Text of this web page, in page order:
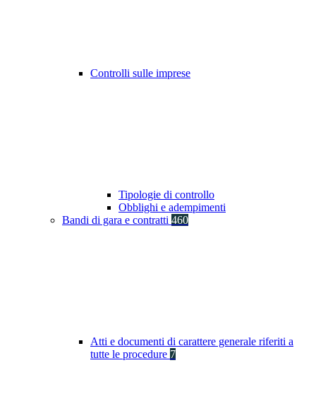
Controlli sulle imprese
Tipologie di controllo
Obblighi e adempimenti
Bandi di gara e contratti 460
Atti e documenti di carattere generale riferiti a
tutte le procedure 7